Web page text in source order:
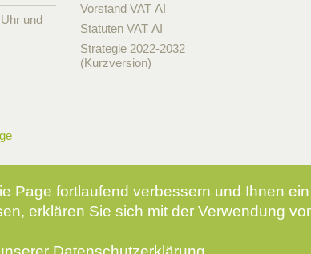
und
Vorstand VAT AI
Statuten VAT AI
Strategie 2022-2032
(Kurzversion)
Page fortlaufend verbessern und Ihnen
erklären Sie sich mit der Verwendung